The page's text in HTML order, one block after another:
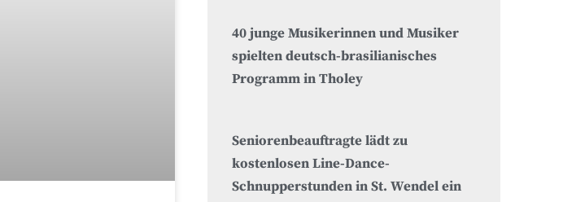
40 junge Musikerinnen und Musiker
spielten deutsch-brasilianisches
Programm in Tholey
Seniorenbeauftragte lädt zu
kostenlosen Line-Dance-
Schnupperstunden in St. Wendel ein